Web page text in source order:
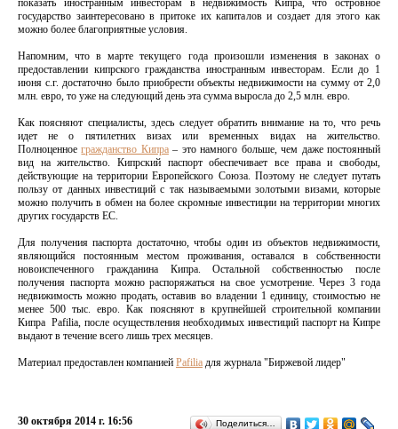
показать иностранным инвесторам в недвижимость Кипра, что островное
государство заинтересовано в притоке их капиталов и создает для этого как
можно более благоприятные условия.
Напомним, что в марте текущего года произошли изменения в законах о
предоставлении кипрского гражданства иностранным инвесторам. Если до 1
июня с.г. достаточно было приобрести объекты недвижимости на сумму от 2,0
млн. евро, то уже на следующий день эта сумма выросла до 2,5 млн. евро.
Как поясняют специалисты, здесь следует обратить внимание на то, что речь
идет не о пятилетних визах или временных видах на жительство.
Полноценноегражданство Кипра– это намного больше, чем даже постоянный
вид на жительство. Кипрский паспорт обеспечивает все права и свободы,
действующие на территории Европейского Союза. Поэтому не следует путать
пользу от данных инвестиций с так называемыми золотыми визами, которые
можно получить в обмен на более скромные инвестиции на территории многих
других государств ЕС.
Для получения паспорта достаточно, чтобы один из объектов недвижимости,
являющийся постоянным местом проживания, оставался в собственности
новоиспеченного гражданина Кипра. Остальной собственностью после
получения паспорта можно распоряжаться на свое усмотрение. Через 3 года
недвижимость можно продать, оставив во владении 1 единицу, стоимостью не
менее 500 тыс. евро. Как поясняют в крупнейшей строительной компании
Кипра Pafilia, после осуществления необходимых инвестиций паспорт на Кипре
выдают в течение всего лишь трех месяцев.
Материал предоставлен компанией Pafilia для журнала "Биржевой лидер"
30 октября 2014 г. 16:56 Поделиться…